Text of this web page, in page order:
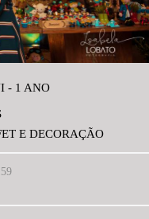
- 1 ANO
E DECORAÇÃO